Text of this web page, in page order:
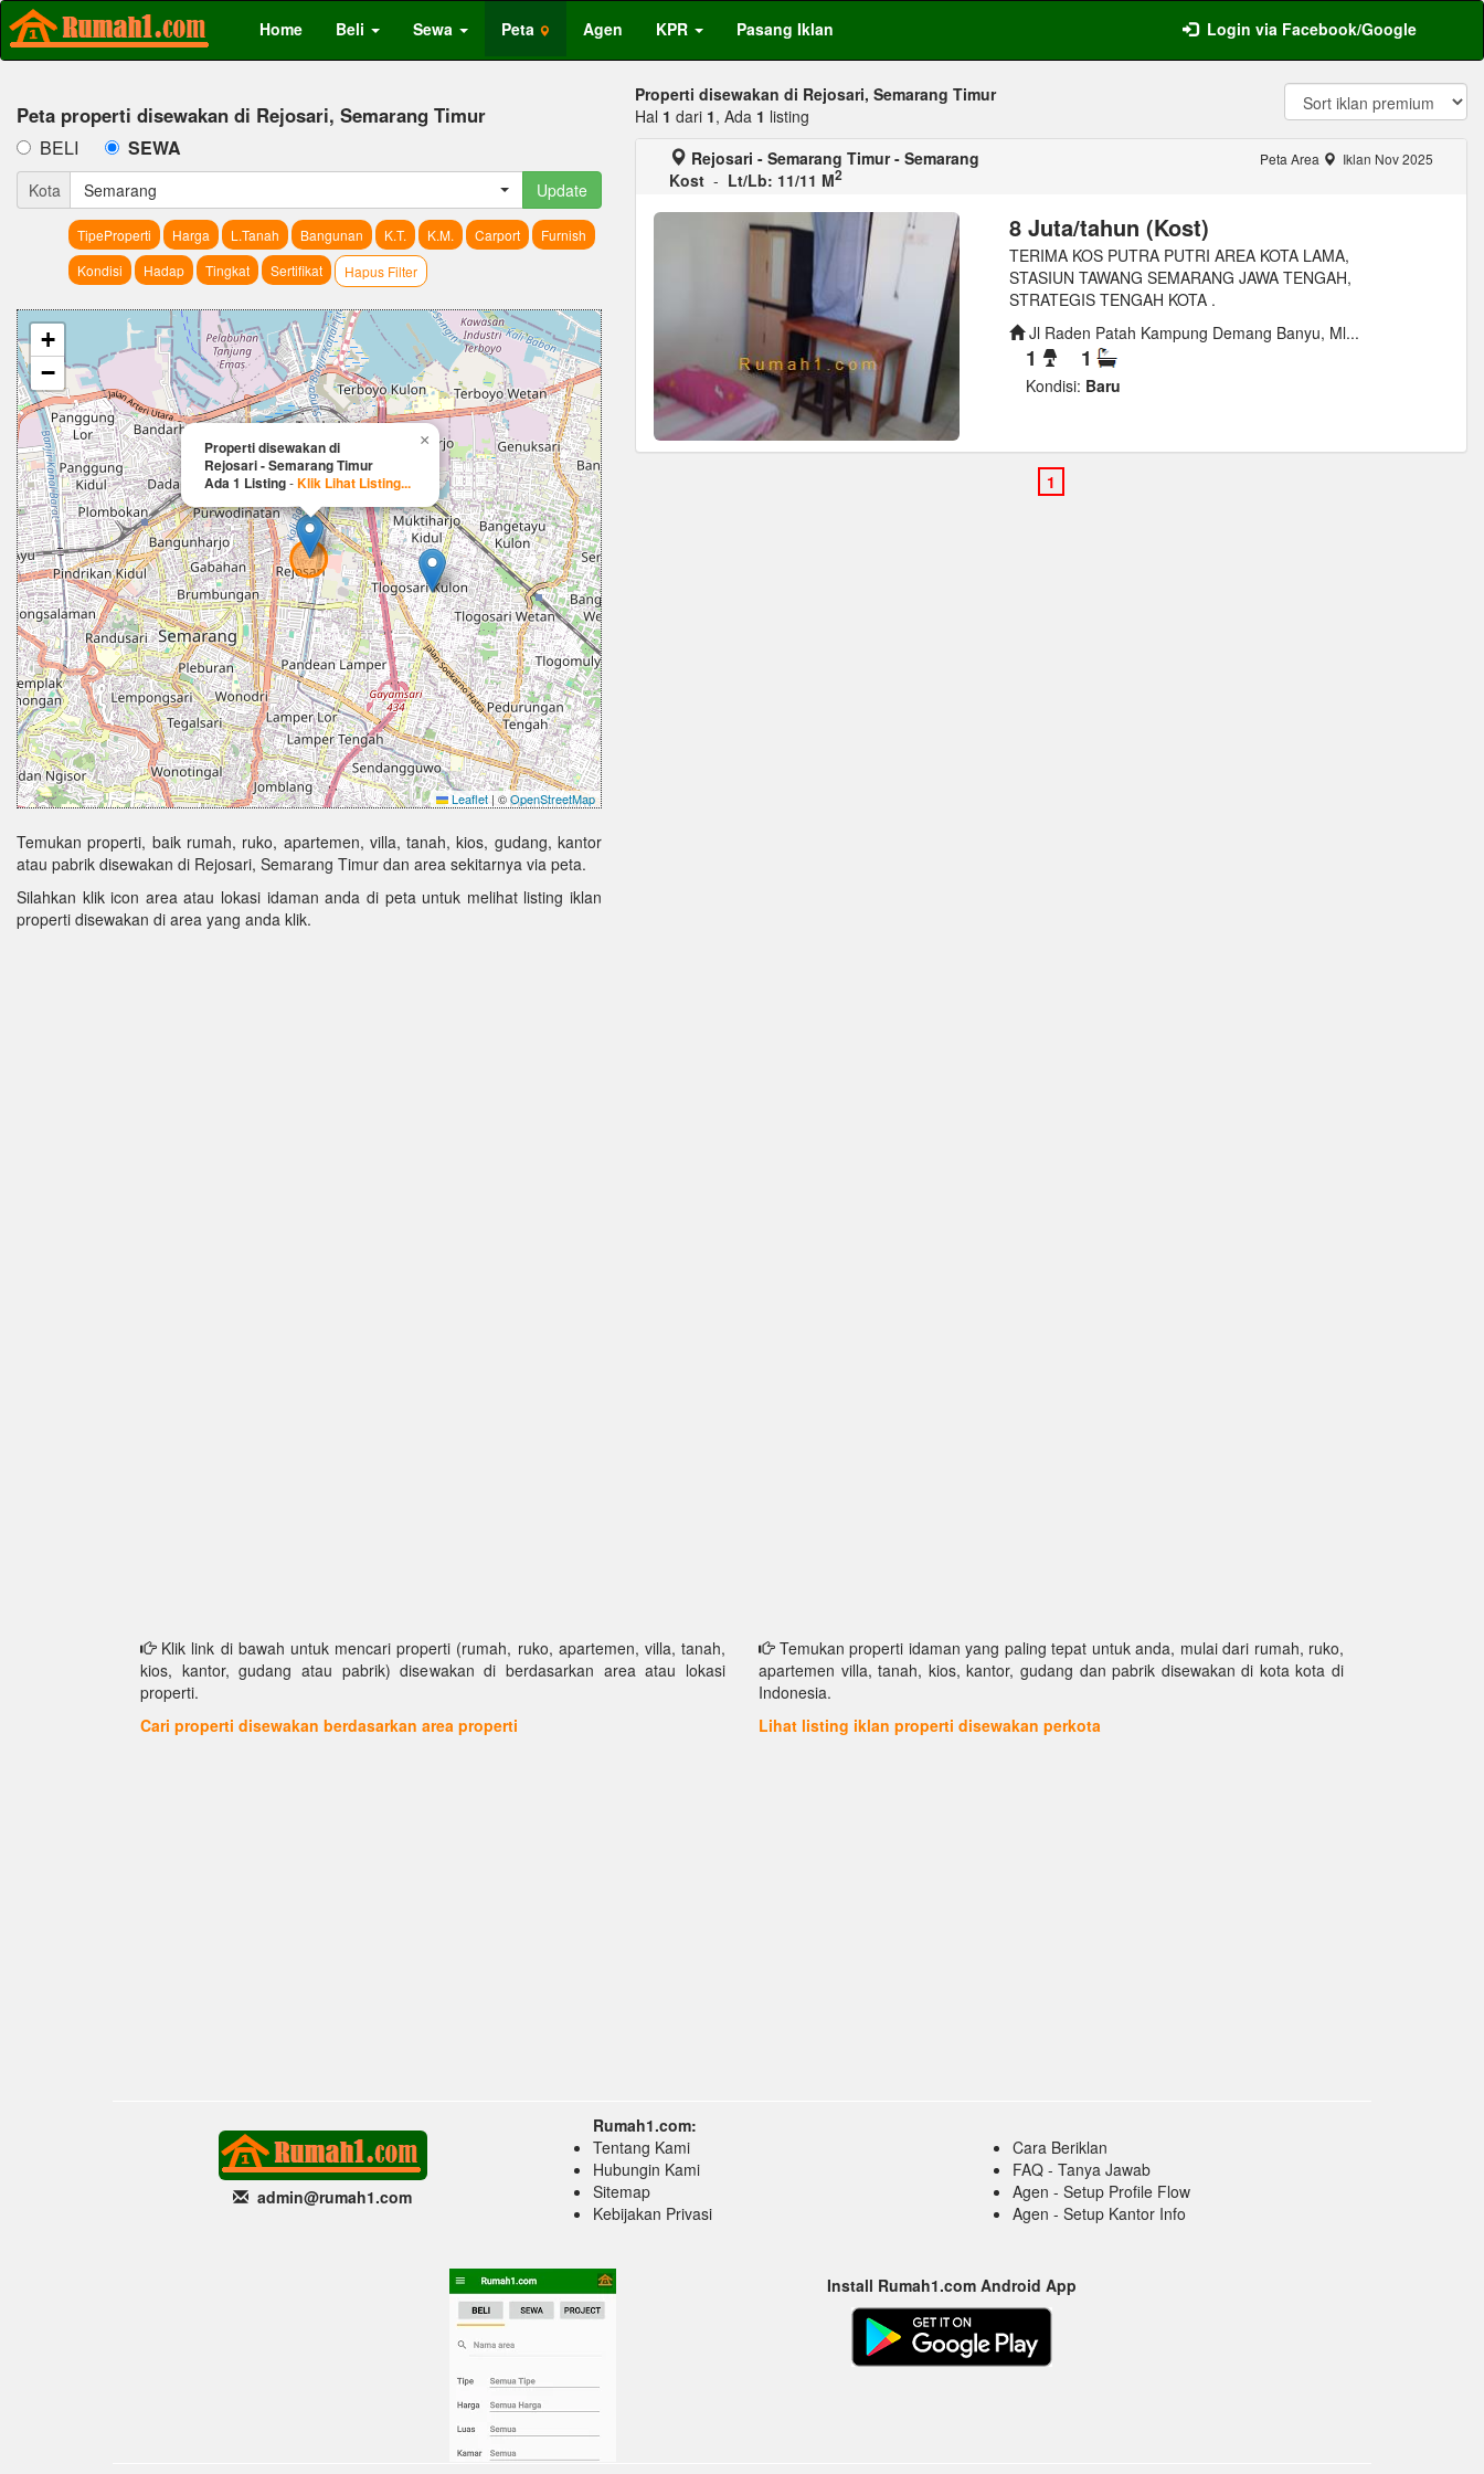
Home Beli Sewa Peta Agen KPR Pasang Iklan Login via Facebook/Google
Peta properti disewakan di Rejosari, Semarang Timur
BELI SEWA
Kota Semarang Update
TipeProperti Harga L.Tanah Bangunan K.T. K.M. Carport
Furnish
Kondisi
Hadap Tingkat Sertifikat Hapus Filter
Properti disewakan di
Rejosari - Semarang Timur
Ada 1 Listing-Klik Lihat Listing...
×
+
−
Leaflet | ©OpenStreetMap
Temukan properti, baik rumah, ruko, apartemen, villa, tanah, kios, gudang, kantor
atau pabrik disewakan di Rejosari, Semarang Timur dan area sekitarnya via peta.
Silahkan klik icon area atau lokasi idaman anda di peta untuk melihat listing iklan
properti disewakan di area yang anda klik.
Properti disewakan di Rejosari, Semarang Timur
Hal 1 dari 1, Ada 1 listing
Rejosari - Semarang Timur - Semarang
Kost - Lt/Lb: 11/11 M2
Peta Area Iklan Nov 2025
8 Juta/tahun (Kost)
TERIMA KOS PUTRA PUTRI AREA KOTA LAMA,
STASIUN TAWANG SEMARANG JAWA TENGAH,
STRATEGIS TENGAH KOTA .
Jl Raden Patah Kampung Demang Banyu, Ml...
1 1
Kondisi: Baru
Klik link di bawah untuk mencari properti (rumah, ruko, apartemen, villa, tanah,
kios, kantor, gudang atau pabrik) disewakan di berdasarkan area atau lokasi
properti.
Cari properti disewakan berdasarkan area properti
Temukan properti idaman yang paling tepat untuk anda, mulai dari rumah, ruko,
apartemen villa, tanah, kios, kantor, gudang dan pabrik disewakan di kota kota di
Indonesia.
Lihat listing iklan properti disewakan perkota
admin@rumah1.com
Rumah1.com:
Tentang Kami
Hubungin Kami
Sitemap
Kebijakan Privasi
Cara Beriklan
FAQ - Tanya Jawab
Agen - Setup Profile Flow
Agen - Setup Kantor Info
Install Rumah1.com Android App